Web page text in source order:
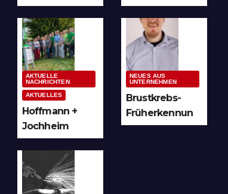
Hochzeitsplan
ung im
Sauerland &
Ruhrgebiet
und unzählige
Möglichkeiten
für kreative
Köpfe
AKTUELLE
NACHRICHTEN
AKTUELLES
Hoffmann +
Jochheim
GmbH setzt
Denkmal der
Leuchtenindus
trie auf
NEUES AUS
UNTERNEHMEN
Brustkrebs-
Früherkennun
g in Arnsberg